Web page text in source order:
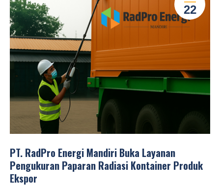
Selamat datang di website PT. RadPro
22
PT. RadPro Energi Mandiri Buka Layanan
Pengukuran Paparan Radiasi Kontainer Produk
Ekspor